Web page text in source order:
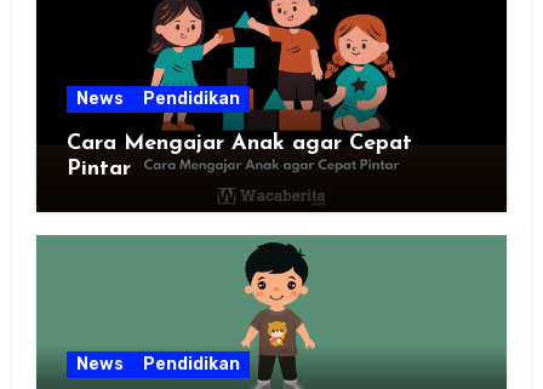
News Pendidikan
Cara Mengajar Anak agar Cepat
Pintar
News Pendidikan